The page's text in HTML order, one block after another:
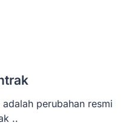
perubahan resmi
..